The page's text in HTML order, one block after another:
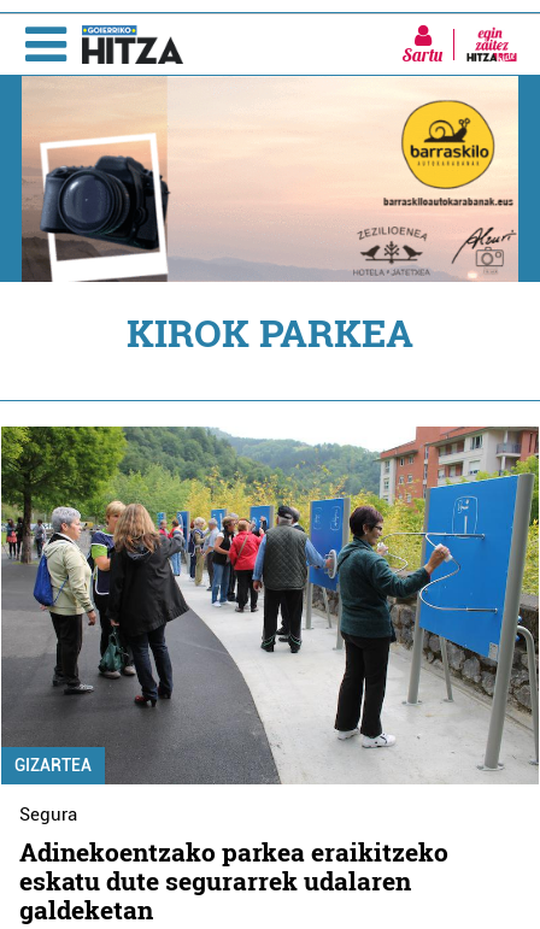
Sartu
KIROK PARKEA
GIZARTEA
Segura
Adinekoentzako parkea eraikitzeko
eskatu dute segurarrek udalaren
galdeketan